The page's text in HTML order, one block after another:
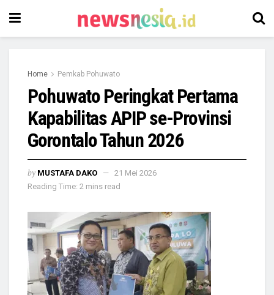
Home Pemkab Pohuwato
Pohuwato Peringkat Pertama
Kapabilitas APIP se-Provinsi
Gorontalo Tahun 2026
by MUSTAFA DAKO
21 Mei 2026
Reading Time: 2 mins read